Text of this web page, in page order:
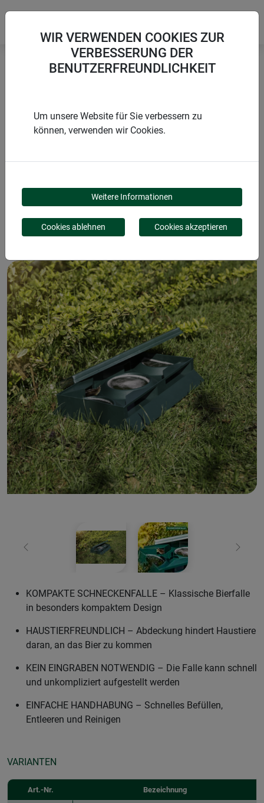
PRODUKTE
SCHNECKENFALLE
SLUG-AWAY
Zurück Weiter
KOMPAKTE SCHNECKENFALLE – Klassische Bierfalle
in besonders kompaktem Design
HAUSTIERFREUNDLICH – Abdeckung hindert Haustiere
daran, an das Bier zu kommen
KEIN EINGRABEN NOTWENDIG – Die Falle kann schnell
und unkompliziert aufgestellt werden
EINFACHE HANDHABUNG – Schnelles Befüllen,
Entleeren und Reinigen
VARIANTEN
Art.-Nr. Bezeichnung
WIR VERWENDEN COOKIES ZUR
VERBESSERUNG DER
BENUTZERFREUNDLICHKEIT
Um unsere Website für Sie verbessern zu
können, verwenden wir Cookies.
Weitere Informationen
Cookies ablehnen Cookies akzeptieren